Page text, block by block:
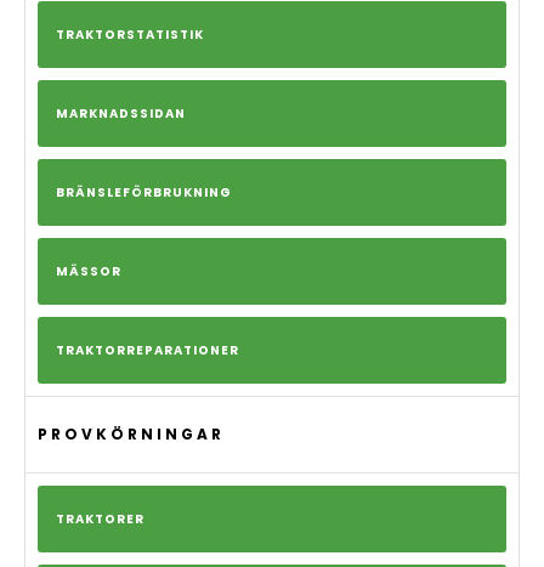
TRAKTORSTATISTIK
MARKNADSSIDAN
BRÄNSLEFÖRBRUKNING
MÄSSOR
TRAKTORREPARATIONER
PROVKÖRNINGAR
TRAKTORER